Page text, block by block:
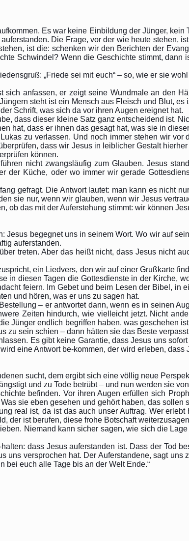
Es war keine Einbildung der Jünger,
Die Frage, vor der wie heute stehen,
ist die: schenken wir den Berichten der
Schwindel? Wenn die Geschichte stimmt, dann
„Friede sei mit euch“ – so, wie er sie
anfassen, er zeigt seine Wundmale an den
steht ist ein Mensch aus Fleisch und Blut, es
Schrift, was sich da vor ihren Augen ereignet hat.
dass dieser kleine Satz ganz entscheidend ist.
hat, dass er ihnen das gesagt hat, was sie in
zu verlassen. Und noch immer stehen wir vor
dass wir Jesus in leiblicher Gestalt
können.
nicht zwangsläufig zum Glauben. Jesus
der Küche, oder wo immer wir gerade
gefragt. Die Antwort lautet: man kann es nicht
sie nur, wenn wir glauben, wenn wir Jesus
ob das mit der Auferstehung stimmt: wir können
begegnet uns in seinem Wort. Wo wir auf
auferstanden.
treten. Aber das heißt nicht, dass Jesus nicht
ein Liedvers, den wir auf einer Grußkarte
in diesen Tagen die Gottesdienste in der Kirche,
feiern. Im Gebet und beim Lesen der Bibel, in
und hören, was er uns zu sagen hat.
– er antwortet dann, wenn es in seinen
Zeiten hindurch, wie vielleicht jetzt. Nicht
Jünger endlich begriffen haben, was geschehen
zu sein schien – dann hätten sie das Beste
Es gibt keine Garantie, dass Jesus uns
eine Antwort be-kommen, der wird erleben, dass
sucht, dem ergibt sich eine völlig neue
und zu Tode betrübt – und nun werden sie
befinden. Vor ihren Augen erfüllen sich
sie eben gesehen und gehört haben, das sollen
real ist, da ist das auch unser Auftrag. Wer
der ist berufen, diese frohe Botschaft
Niemand kann sicher sagen, wie sich die
dass Jesus auferstanden ist. Dass der Tod
uns versprochen hat. Der Auferstandene, sagt uns
bei euch alle Tage bis an der Welt Ende.“